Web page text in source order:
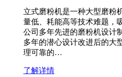
立式磨粉机是一种大型磨粉
量低、耗能高等技术难题，
公司多年先进的磨粉机设计
多年的潜心设计改进后的大
理可靠的…
了解详情